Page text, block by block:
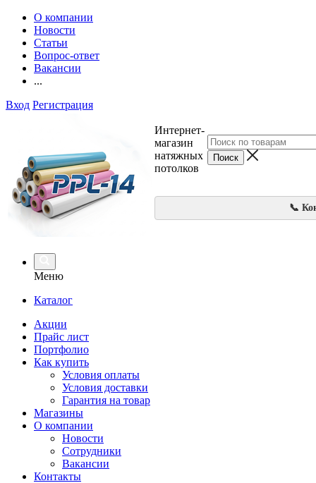
О компании
Новости
Статьи
Вопрос-ответ
Вакансии
...
Вход Регистрация
Интернет-
магазин
натяжных
потолков
📞
Меню
Каталог
Акции
Прайс лист
Портфолио
Как купить
Условия оплаты
Условия доставки
Гарантия на товар
Магазины
О компании
Новости
Сотрудники
Вакансии
Контакты